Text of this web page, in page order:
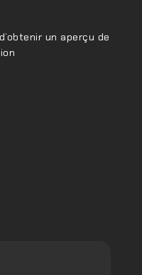
un aperçu de